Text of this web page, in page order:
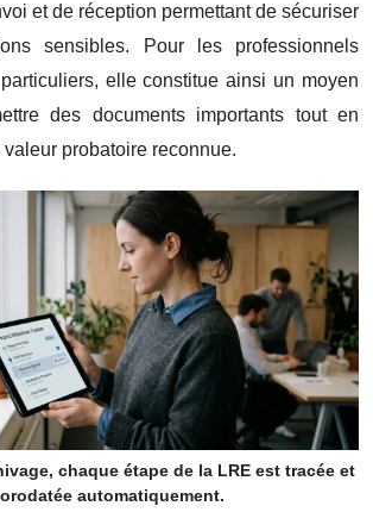
et de réception permettant de sécuriser
sensibles. Pour les professionnels
elle constitue ainsi un moyen
des documents importants tout en
valeur probatoire reconnue.
chaque étape de la LRE est tracée et
automatiquement.